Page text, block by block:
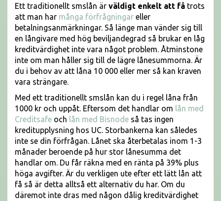
Ett traditionellt smslån är väldigt enkelt att få trots
att man har många förfrågningar eller
betalningsanmärkningar. Så länge man vänder sig till
en långivare med hög beviljandegrad så brukar en låg
kreditvärdighet inte vara något problem. Åtminstone
inte om man håller sig till de lägre lånesummorna. Är
du i behov av att låna 10 000 eller mer så kan kraven
vara strängare.
Med ett traditionellt smslån kan du i regel låna från
1000 kr och uppåt. Eftersom det handlar om lån med
Creditsafe och lån med Bisnode så tas ingen
kreditupplysning hos UC. Storbankerna kan således
inte se din förfrågan. Lånet ska återbetalas inom 1-3
månader beroende på hur stor lånesumma det
handlar om. Du får räkna med en ränta på 39% plus
höga avgifter. Är du verkligen ute efter ett lätt lån att
få så är detta alltså ett alternativ du har. Om du
däremot inte dras med någon dålig kreditvärdighet